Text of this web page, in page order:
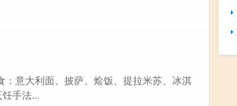
意大利面、披萨、烩饭、提拉米苏、冰淇
手法...